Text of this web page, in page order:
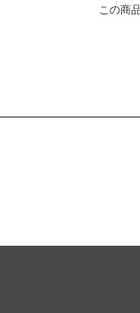
この商